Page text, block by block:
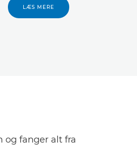
LÆS MERE
og fanger alt fra